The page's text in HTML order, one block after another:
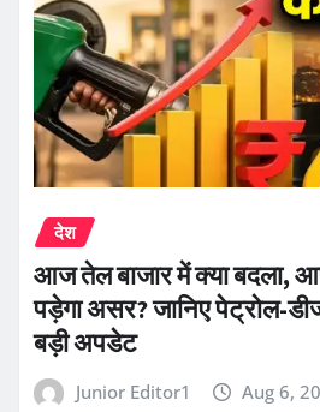
देश
आज तेल बाजार में क्या बदला,
पड़ेगा असर? जानिए पेट्रोल-
बड़ी अपडेट
Junior Editor1 Aug 6,